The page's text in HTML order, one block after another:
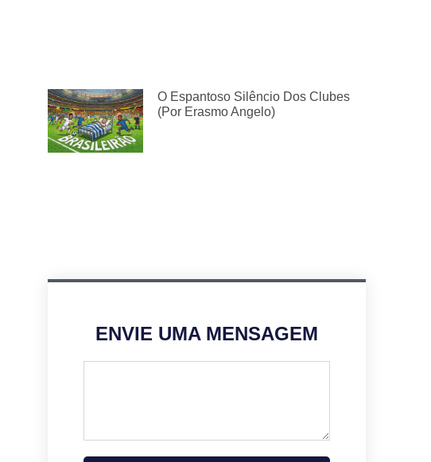
O Espantoso Silêncio Dos Clubes
(por Erasmo Angelo)
ENVIE UMA MENSAGEM